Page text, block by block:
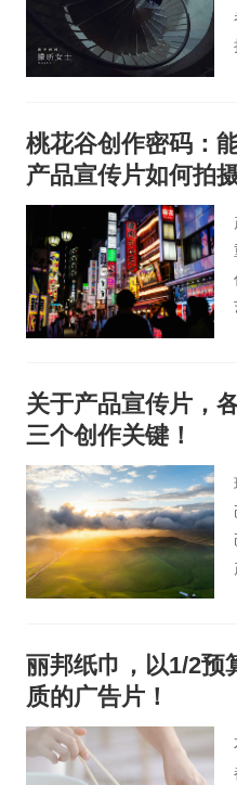
桃花谷创作密码：
产品宣传片如何拍
关于产品宣传片，
三个创作关键！
丽邦纸巾，以1/2预
质的广告片！